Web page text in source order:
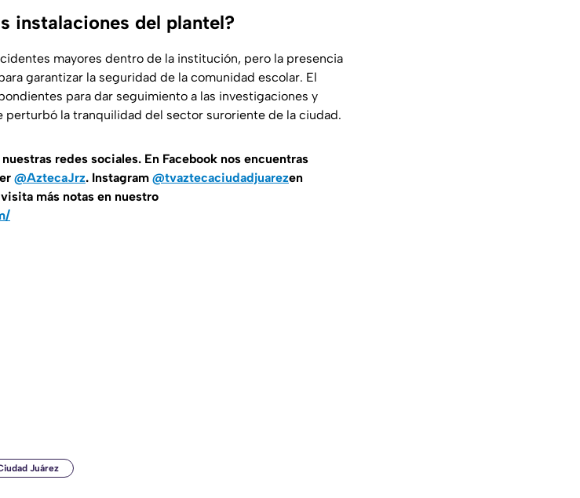
instalaciones del plantel?
mayores dentro de la institución, pero la presencia
garantizar la seguridad de la comunidad escolar. El
para dar seguimiento a las investigaciones y
perturbó la tranquilidad del sector suroriente de la ciudad.
redes sociales. En Facebook nos encuentras
@AztecaJrz. Instagram @tvaztecaciudadjuarezen
más notas en nuestro
Juárez